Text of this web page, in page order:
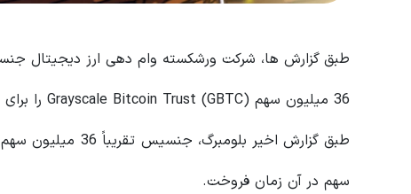
36 میلیون سهم Grayscale Bitcoin Trust (GBTC) را برای
سهم در آن زمان فروخت.